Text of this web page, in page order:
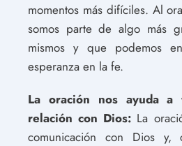
momentos más difíciles. Al
somos parte de algo más
mismos y que podemos
esperanza en la fe.
La oración nos ayuda a
relación con Dios: La
comunicación con Dios y,